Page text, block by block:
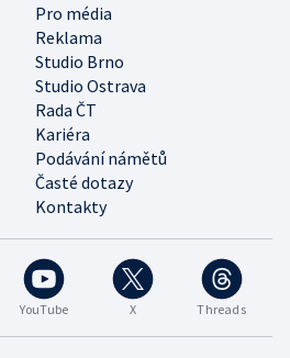
YouTube X Threads
Pro média
Reklama
Studio Brno
Studio Ostrava
Rada ČT
Kariéra
Podávání námětů
Časté dotazy
Kontakty